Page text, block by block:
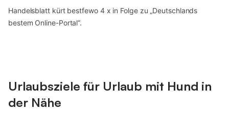
Handelsblatt kürt bestfewo 4 x in Folge zu „Deutschlands
bestem Online-Portal“.
Urlaubsziele für Urlaub mit Hund in
der Nähe